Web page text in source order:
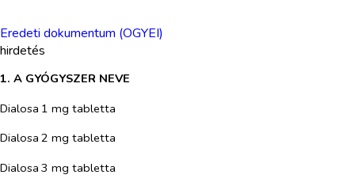
Eredeti dokumentum (OGYEI)
hirdetés
1. A GYÓGYSZER NEVE
Dialosa 1 mg tabletta
Dialosa 2 mg tabletta
Dialosa 3 mg tabletta